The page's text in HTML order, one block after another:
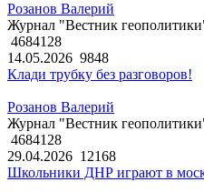
Розанов Валерий
Журнал "Вестник
4684128
14.05.2026 9848
Клади трубку без разговоров!
Розанов Валерий
Журнал "Вестник
4684128
29.04.2026 12168
Школьники ДНР играют в